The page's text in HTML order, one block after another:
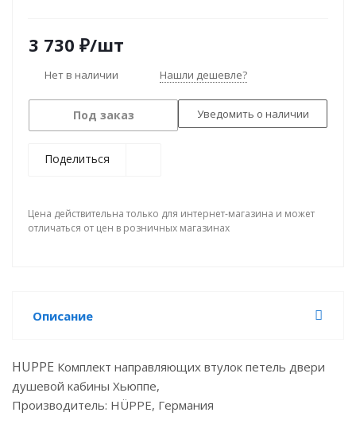
3 730 ₽/шт
Нет в наличии Нашли дешевле?
Под заказ Уведомить о наличии
Поделиться
Цена действительна только для интернет-магазина и может
отличаться от цен в розничных магазинах
Описание
HUPPE Комплект направляющих втулок петель двери
душевой кабины Хьюппе,
Производитель: HÜPPE, Германия